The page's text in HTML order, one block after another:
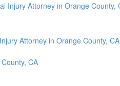
Attorney in Orange County, CA